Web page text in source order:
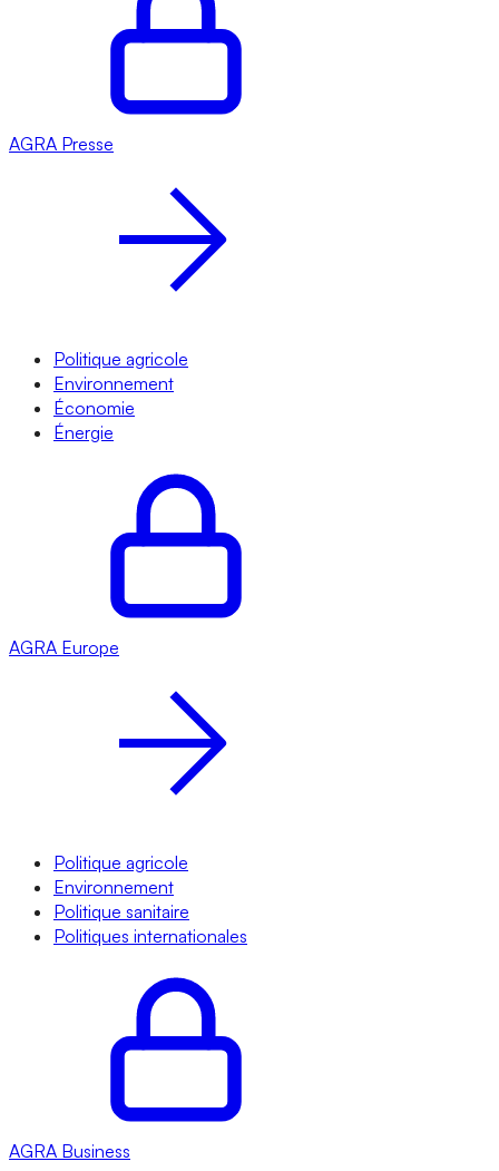
AGRA Presse
Politique agricole
Environnement
Économie
Énergie
AGRA Europe
Politique agricole
Environnement
Politique sanitaire
Politiques internationales
AGRA Business